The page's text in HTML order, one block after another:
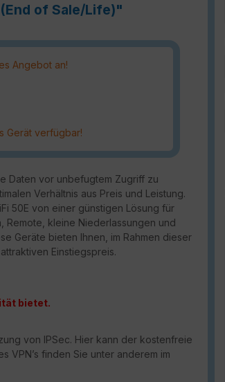
of Sale/Life)"
Angebot an!
Gerät verfügbar!
Daten vor unbefugtem Zugriff zu
Verhältnis aus Preis und Leistung.
50E von einer günstigen Lösung für
Remote, kleine Niederlassungen und
Geräte bieten Ihnen, im Rahmen dieser
Einstiegspreis.
bietet.
von IPSec. Hier kann der kostenfreie
VPN’s finden Sie unter anderem im